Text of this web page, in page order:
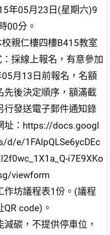
年05月23日(星期六)9
00分。
親仁樓四樓B415教室
採線上報名，有意參加
月13日前報名，名額
先後決定順序，額滿截
行發送電子郵件通知錄
址：https://docs.googl
d/e/1FAIpQLSe6ycDEc
i7E9XKo
viewform
作坊議程表1份。(議程
code)。
減碳，不提供停車位，